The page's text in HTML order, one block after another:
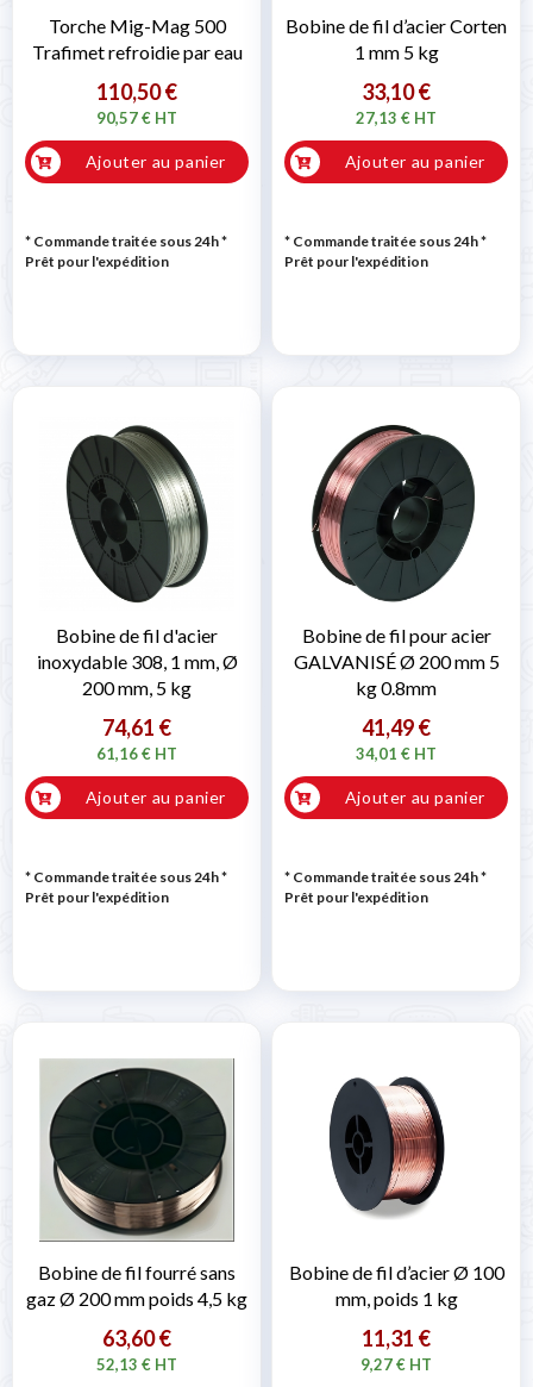
Torche Mig-Mag 500
Trafimet refroidie par eau
110,50 €
90,57 € HT
Ajouter au panier
* Commande traitée sous 24h*
Prêt pour l'expédition
Bobine de fil d’acier Corten
1 mm 5 kg
33,10 €
27,13 € HT
Ajouter au panier
* Commande traitée sous 24h*
Prêt pour l'expédition
Bobine de fil d'acier
inoxydable 308, 1 mm, Ø
200 mm, 5 kg
74,61 €
61,16 € HT
Ajouter au panier
* Commande traitée sous 24h*
Prêt pour l'expédition
Bobine de fil pour acier
GALVANISÉ Ø 200 mm 5
kg 0.8mm
41,49 €
34,01 € HT
Ajouter au panier
* Commande traitée sous 24h*
Prêt pour l'expédition
Bobine de fil fourré sans
gaz Ø 200 mm poids 4,5 kg
63,60 €
52,13 € HT
Bobine de fil d’acier Ø 100
mm, poids 1 kg
11,31 €
9,27 € HT